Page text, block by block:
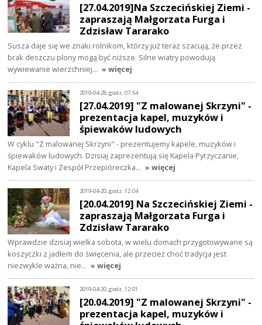
[27.04.2019]Na Szczecińskiej Ziemi -
zapraszają Małgorzata Furga i
Zdzisław Tararako
Susza daje się we znaki rolnikom, którzy już teraz szacują, że przez
brak deszczu plony mogą być niższe. Silne wiatry powodują
wywiewanie wierzchniej… » więcej
2019-04-28, godz. 07:54
[27.04.2019] "Z malowanej Skrzyni" -
prezentacja kapel, muzyków i
śpiewaków ludowych
W cyklu "Z malowanej Skrzyni" - prezentujemy kapele, muzyków i
śpiewaków ludowych. Dzisiaj zaprezentują się Kapela Pyrzyczanie,
Kapela Swaty i Zespół Przepióreczka… » więcej
2019-04-20, godz. 12:04
[20.04.2019] Na Szczecińskiej Ziemi -
zapraszają Małgorzata Furga i
Zdzisław Tararako
Wprawdzie dzisiaj wielka sobota, w wielu domach przygotowywane są
koszyczki z jadłem do święcenia, ale przecież choć tradycja jest
niezwykle ważna, nie… » więcej
2019-04-20, godz. 12:01
[20.04.2019] "Z malowanej Skrzyni" -
prezentacja kapel, muzyków i